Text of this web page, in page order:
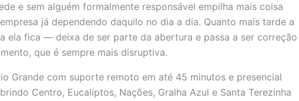
e sem alguém formalmente responsável empilha mais coisa
já dependendo daquilo no dia a dia. Quanto mais tarde a
ela fica — deixa de ser parte da abertura e passa a ser correção
que é sempre mais disruptiva.
Grande com suporte remoto em até 45 minutos e presencial
Centro, Eucaliptos, Nações, Gralha Azul e Santa Terezinha